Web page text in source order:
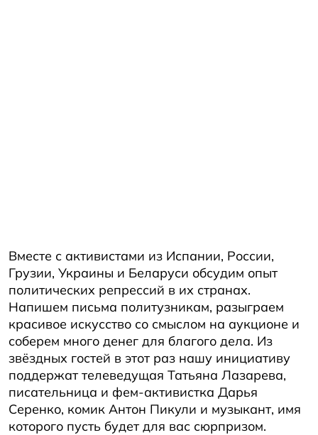
Вместе с активистами из Испании, России,
Грузии, Украины и Беларуси обсудим опыт
политических репрессий в их странах.
Напишем письма политузникам, разыграем
красивое искусство со смыслом на аукционе и
соберем много денег для благого дела. Из
звёздных гостей в этот раз нашу инициативу
поддержат телеведущая Татьяна Лазарева,
писательница и фем-активистка Дарья
Серенко, комик Антон Пикули и музыкант, имя
которого пусть будет для вас сюрпризом.